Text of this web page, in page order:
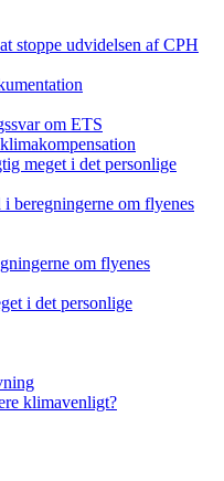
stoppe udvidelsen af CPH
om ETS
meget i det personlige
beregningerne om flyenes
om flyenes
i det personlige
klimavenligt?